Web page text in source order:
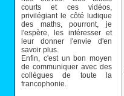
courts et ces vidéos,
privilégiant le côté ludique
des maths, pourront, je
l'espère, les intéresser et
leur donner l'envie d'en
savoir plus.
Enfin, c'est un bon moyen
de communiquer avec des
collègues de toute la
francophonie.